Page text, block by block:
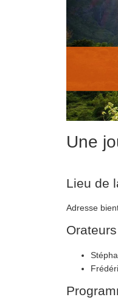
Une
Lieu de
Adresse
Orateurs